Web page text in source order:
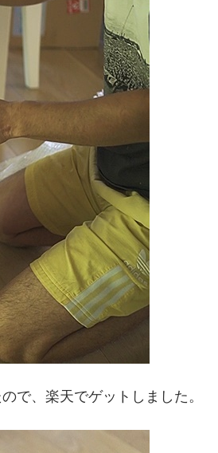
で、楽天でゲットしました。